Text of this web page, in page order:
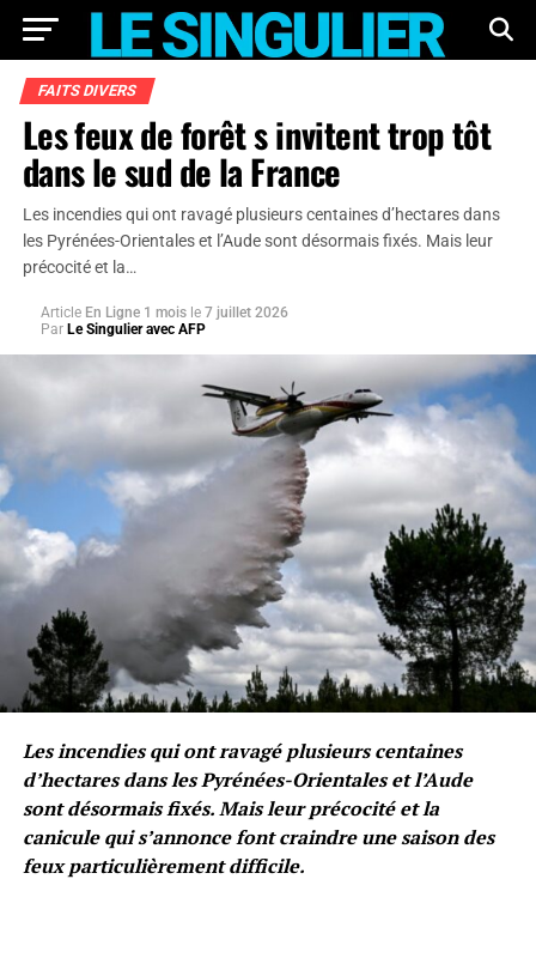
FAITS DIVERS
Les feux de forêt s invitent trop tôt
dans le sud de la France
Les incendies qui ont ravagé plusieurs centaines d’hectares dans
les Pyrénées-Orientales et l’Aude sont désormais fixés. Mais leur
précocité et la…
Article En Ligne 1 mois le 7 juillet 2026
Par Le Singulier avec AFP
Les incendies qui ont ravagé plusieurs centaines
d’hectares dans les Pyrénées-Orientales et l’Aude
sont désormais fixés. Mais leur précocité et la
canicule qui s’annonce font craindre une saison des
feux particulièrement difficile.